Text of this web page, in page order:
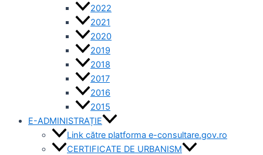
2022
2021
2020
2019
2018
2017
2016
2015
E-ADMINISTRAȚIE
Link către platforma e-consultare.gov.ro
CERTIFICATE DE URBANISM